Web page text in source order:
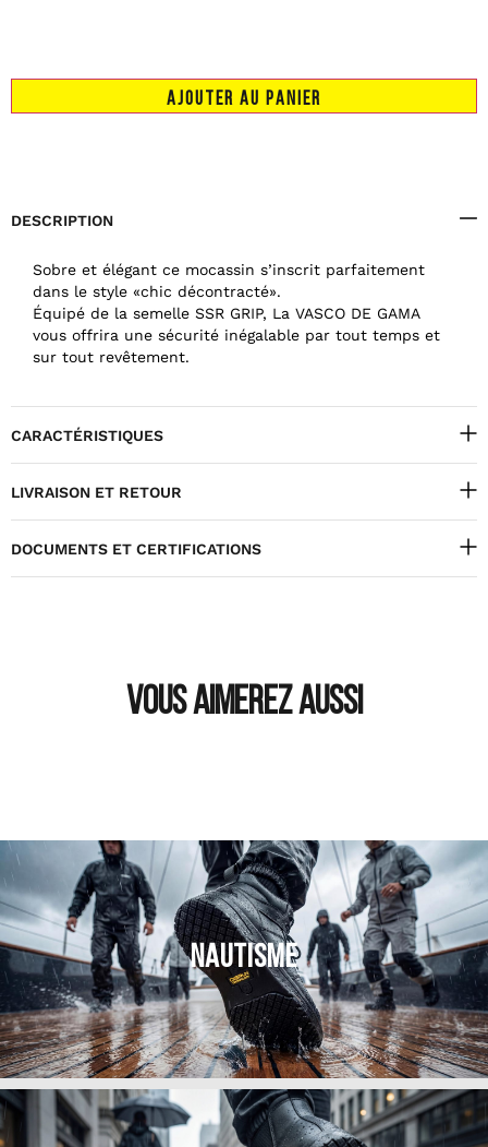
AJOUTER AU PANIER
DESCRIPTION
Sobre et élégant ce mocassin s’inscrit parfaitement
dans le style «chic décontracté».
Équipé de la semelle SSR GRIP, La VASCO DE GAMA
vous offrira une sécurité inégalable par tout temps et
sur tout revêtement.
CARACTÉRISTIQUES
LIVRAISON ET RETOUR
DOCUMENTS ET CERTIFICATIONS
VOUS AIMEREZ AUSSI
NAUTISME